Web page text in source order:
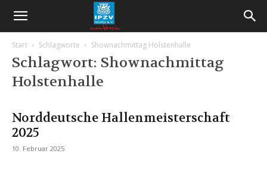
Start Schlagworte Shownachmittag Holstenhalle
Schlagwort: Shownachmittag
Holstenhalle
Norddeutsche Hallenmeisterschaft
2025
10. Februar 2025